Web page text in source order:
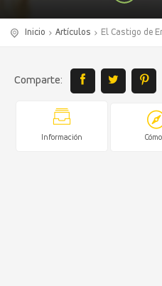
Inicio Artículos El Castigo de
Comparte:
Información